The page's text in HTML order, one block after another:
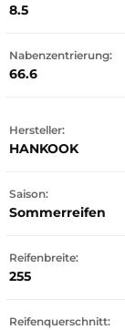
8.5
Nabenzentrierung:
66.6
Hersteller:
HANKOOK
Saison:
Sommerreifen
Reifenbreite:
255
Reifenquerschnitt: